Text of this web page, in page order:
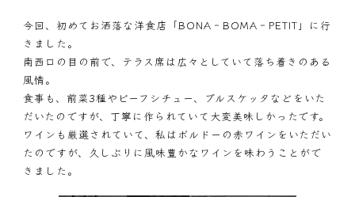
今回、初めてお洒落な洋食店「BONA‐BOMA‐PETIT」に行
きました。
南西口の目の前で、テラス席は広々としていて落ち着きのある
風情。
食事も、前菜3種やビーフシチュー、ブルスケッタなどをいた
だいたのですが、丁寧に作られていて大変美味しかったです。
ワインも厳選されていて、私はボルドーの赤ワインをいただい
たのですが、久しぶりに風味豊かなワインを味わうことがで
きました。